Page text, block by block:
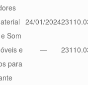
Som
24/01/2024
e
para
—